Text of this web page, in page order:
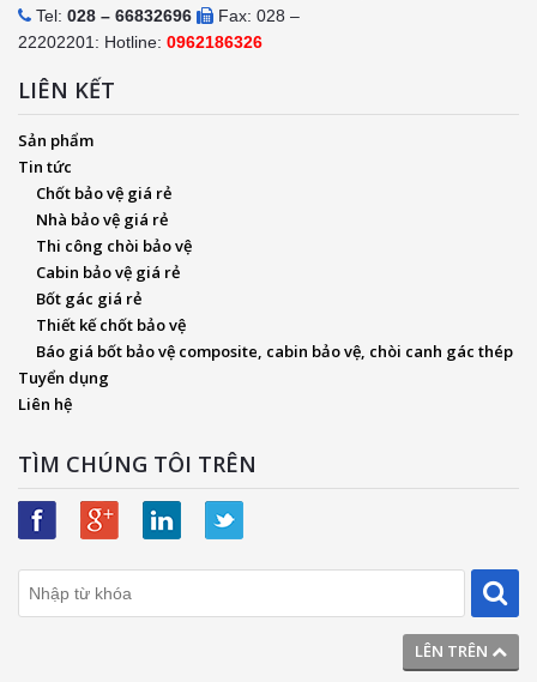
LÊN TRÊN
Tel: 028 – 66832696
Fax: 028 –
22202201: Hotline: 0962186326
LIÊN KẾT
Sản phẩm
Tin tức
Chốt bảo vệ giá rẻ
Nhà bảo vệ giá rẻ
Thi công chòi bảo vệ
Cabin bảo vệ giá rẻ
Bốt gác giá rẻ
Thiết kế chốt bảo vệ
Báo giá bốt bảo vệ composite, cabin bảo vệ, chòi canh gác thép
Tuyển dụng
Liên hệ
TÌM CHÚNG TÔI TRÊN